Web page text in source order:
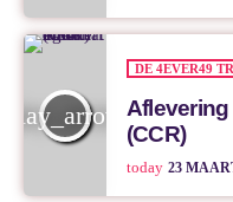
play_arrow
DE 4EVER49
Aflevering
(CCR)
today 23